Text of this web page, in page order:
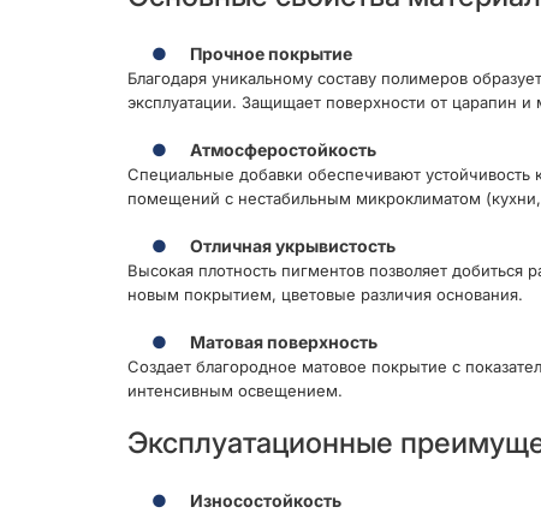
Прочное покрытие
Благодаря уникальному составу полимеров
эксплуатации. Защищает поверхности от царапин
Атмосферостойкость
Специальные добавки обеспечивают
помещений с нестабильным микроклиматом
Отличная укрывистость
Высокая плотность пигментов позволяет
новым покрытием, цветовые различия основания.
Матовая поверхность
Создает благородное матовое покрытие с
интенсивным освещением.
Эксплуатационные
Износостойкость